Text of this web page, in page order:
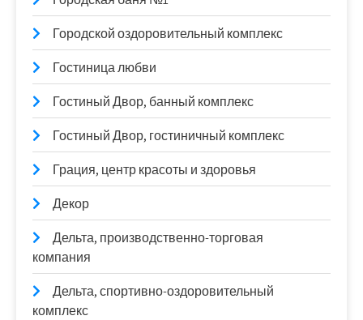
Городской оздоровительный комплекс
Гостиница любви
Гостиный Двор, банный комплекс
Гостиный Двор, гостиничный комплекс
Грация, центр красоты и здоровья
Декор
Дельта, производственно-торговая
компания
Дельта, спортивно-оздоровительный
комплекс